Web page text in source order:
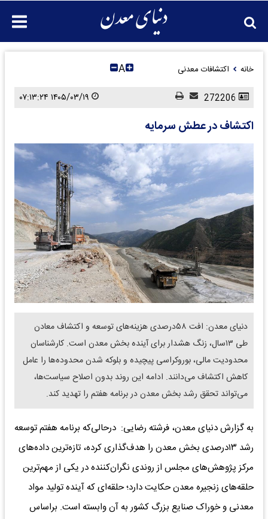
خانه اکتشافات معدنی A
اکتشاف در عطش سرمایه
دنیای معدن: افت ۵۸درصدی هزینه‌های توسعه و اکتشاف معادن
طی ۱۳سال، زنگ هشدار برای آینده بخش معدن است. کارشناسان
محدودیت مالی، بوروکراسی پیچیده و بلوکه شدن محدوده‌ها را عامل
کاهش اکتشاف می‌دانند. ادامه این روند بدون اصلاح سیاست‌ها،
می‌تواند تحقق رشد بخش معدن در برنامه هفتم را تهدید کند.
به گزارش دنیای معدن، فرشته رضایی: درحالی‌که برنامه هفتم توسعه
رشد ۱۳درصدی بخش معدن را هدف‌گذاری کرده، تازه‌ترین داده‌های
مرکز پژوهش‌های مجلس از روندی نگران‌کننده در یکی از مهم‌ترین
حلقه‌های زنجیره معدن حکایت دارد؛ حلقه‌ای که آینده تولید مواد
معدنی و خوراک صنایع بزرگ کشور به آن وابسته است. براساس